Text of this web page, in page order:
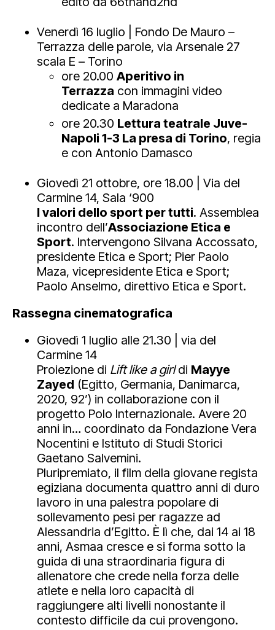
Venerdì 16 luglio | Fondo De Mauro –
Terrazza delle parole, via Arsenale 27
scala E – Torino
ore 20.00 Aperitivo in
Terrazza con immagini video
dedicate a Maradona
ore 20.30 Lettura teatrale Juve-
Napoli 1-3 La presa di Torino, regia
e con Antonio Damasco
Giovedì 21 ottobre, ore 18.00 | Via del
Carmine 14, Sala ‘900
I valori dello sport per tutti. Assemblea
incontro dell’Associazione Etica e
Sport. Intervengono Silvana Accossato,
presidente Etica e Sport; Pier Paolo
Maza, vicepresidente Etica e Sport;
Paolo Anselmo, direttivo Etica e Sport.
Rassegna cinematografica
Giovedì 1 luglio alle 21.30 | via del
Carmine 14
Proiezione di Lift like a girldi Mayye
Zayed (Egitto, Germania, Danimarca,
2020, 92’) in collaborazione con il
progetto Polo Internazionale. Avere 20
anni in… coordinato da Fondazione Vera
Nocentini e Istituto di Studi Storici
Gaetano Salvemini.
Pluripremiato, il film della giovane regista
egiziana documenta quattro anni di duro
lavoro in una palestra popolare di
sollevamento pesi per ragazze ad
Alessandria d’Egitto. È lì che, dai 14 ai 18
anni, Asmaa cresce e si forma sotto la
guida di una straordinaria figura di
allenatore che crede nella forza delle
atlete e nella loro capacità di
raggiungere alti livelli nonostante il
contesto difficile da cui provengono.